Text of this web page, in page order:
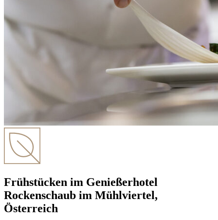
Frühstücken im Genießerhotel
Rockenschaub im Mühlviertel,
Österreich